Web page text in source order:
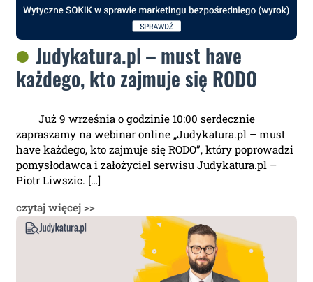
Judykatura.pl – must have
każdego, kto zajmuje się RODO
Już 9 września o godzinie 10:00 serdecznie
zapraszamy na webinar online „Judykatura.pl – must
have każdego, kto zajmuje się RODO”, który poprowadzi
pomysłodawca i założyciel serwisu Judykatura.pl –
Piotr Liwszic. […]
czytaj więcej >>